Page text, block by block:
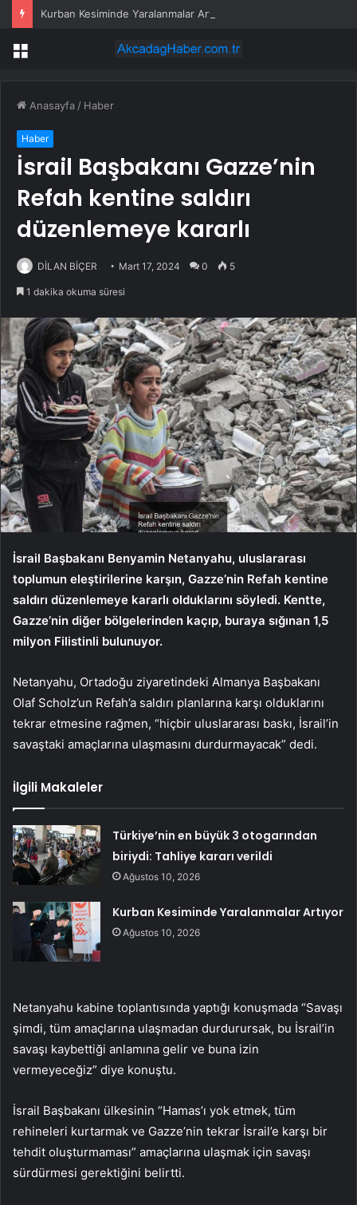
Kurban Kesiminde Yaralanmalar Artıyor
Menü
Anasayfa / Haber
Haber
İsrail Başbakanı Gazze’nin
Refah kentine saldırı
düzenlemeye kararlı
DİLAN BİÇER Mart 17, 2024 0 5
1 dakika okuma süresi
İsrail Başbakanı Benyamin Netanyahu, uluslararası
toplumun eleştirilerine karşın, Gazze’nin Refah kentine
saldırı düzenlemeye kararlı olduklarını söyledi. Kentte,
Gazze’nin diğer bölgelerinden kaçıp, buraya sığınan 1,5
milyon Filistinli bulunuyor.
Netanyahu, Ortadoğu ziyaretindeki Almanya Başbakanı
Olaf Scholz’un Refah’a saldırı planlarına karşı olduklarını
tekrar etmesine rağmen, “hiçbir uluslararası baskı, İsrail’in
savaştaki amaçlarına ulaşmasını durdurmayacak” dedi.
İlgili Makaleler
Türkiye’nin en büyük 3 otogarından
biriydi: Tahliye kararı verildi
Ağustos 10, 2026
Kurban Kesiminde Yaralanmalar Artıyor
Ağustos 10, 2026
Netanyahu kabine toplantısında yaptığı konuşmada “Savaşı
şimdi, tüm amaçlarına ulaşmadan durdurursak, bu İsrail’in
savaşı kaybettiği anlamına gelir ve buna izin
vermeyeceğiz” diye konuştu.
İsrail Başbakanı ülkesinin “Hamas’ı yok etmek, tüm
rehineleri kurtarmak ve Gazze’nin tekrar İsrail’e karşı bir
tehdit oluşturmaması” amaçlarına ulaşmak için savaşı
sürdürmesi gerektiğini belirtti.